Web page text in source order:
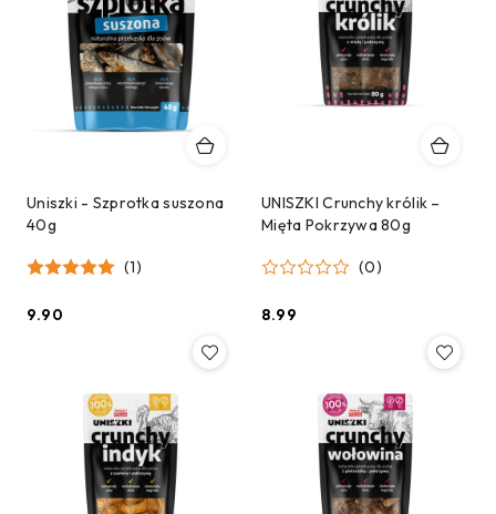
Uniszki - Szprotka suszona
40g
(1)
Cena:
9.90
UNISZKI Crunchy królik –
Mięta Pokrzywa 80g
(0)
Cena:
8.99